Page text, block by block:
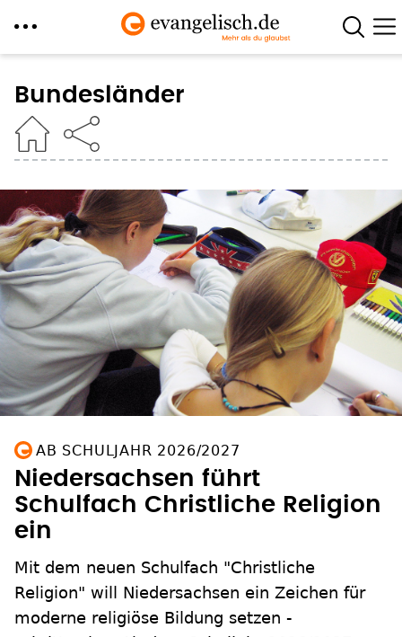
zum
Inhalt
Bundesländer
AB SCHULJAHR 2026/2027
Niedersachsen führt
Schulfach Christliche Religion
ein
Mit dem neuen Schulfach "Christliche
Religion" will Niedersachsen ein Zeichen für
moderne religiöse Bildung setzen -